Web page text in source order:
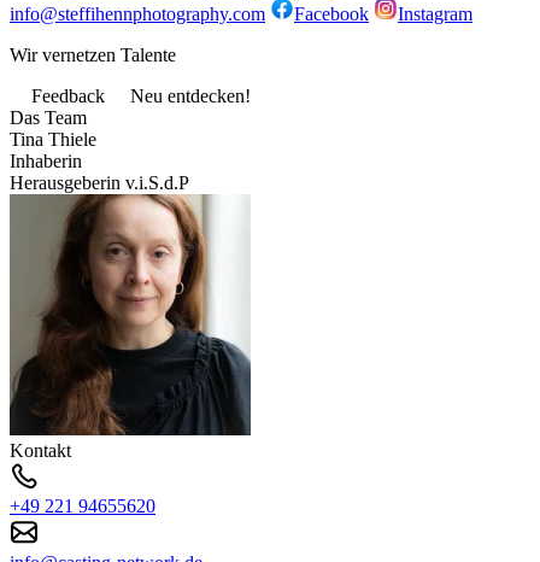
info@steffihennphotography.com
Facebook
Instagram
Wir vernetzen Talente
Feedback
Neu entdecken!
Das Team
Tina Thiele
Inhaberin
Herausgeberin v.i.S.d.P
Kontakt
+49 221 94655620